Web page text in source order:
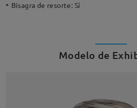
Bisagra de resorte: Sí
Modelo de